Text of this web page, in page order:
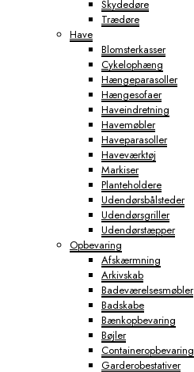
Skydedøre
Trædøre
Have
Blomsterkasser
Cykelophæng
Hængeparasoller
Hængesofaer
Haveindretning
Havemøbler
Haveparasoller
Haveværktøj
Markiser
Planteholdere
Udendørsbålsteder
Udendørsgriller
Udendørstæpper
Opbevaring
Afskærmning
Arkivskab
Badeværelsesmøbler
Badskabe
Bænkopbevaring
Bøjler
Containeropbevaring
Garderobestativer